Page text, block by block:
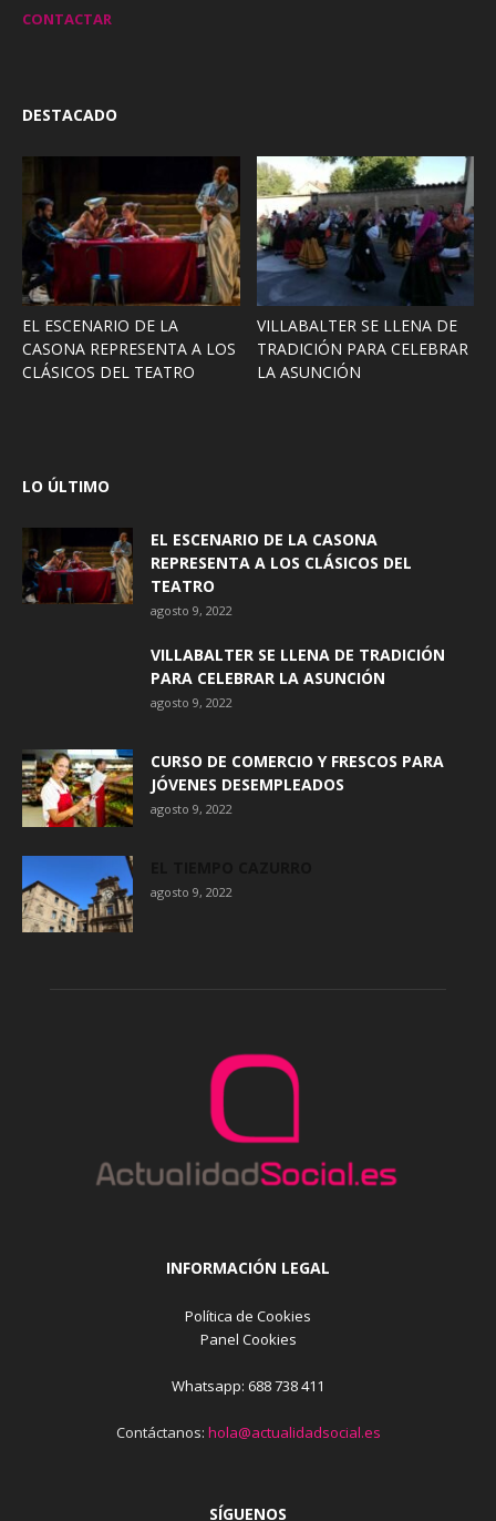
CONTACTAR
DESTACADO
EL ESCENARIO DE LA
CASONA REPRESENTA A LOS
CLÁSICOS DEL TEATRO
VILLABALTER SE LLENA DE
TRADICIÓN PARA CELEBRAR
LA ASUNCIÓN
LO ÚLTIMO
EL ESCENARIO DE LA CASONA
REPRESENTA A LOS CLÁSICOS DEL
TEATRO
agosto 9, 2022
VILLABALTER SE LLENA DE TRADICIÓN
PARA CELEBRAR LA ASUNCIÓN
agosto 9, 2022
CURSO DE COMERCIO Y FRESCOS PARA
JÓVENES DESEMPLEADOS
agosto 9, 2022
agosto 9, 2022
INFORMACIÓN LEGAL
Política de Cookies
Panel Cookies
Whatsapp: 688 738 411
Contáctanos: hola@actualidadsocial.es
SÍGUENOS